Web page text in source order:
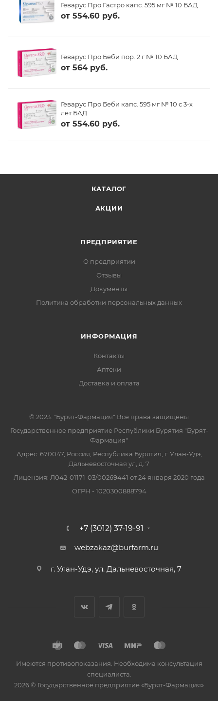
Геварус Про Гастро капс. 595 мг № 10 БАД
от 554.60 руб.
Геварус Про Беби пор. 2 г № 10 БАД
от 564 руб.
Геварус Про Беби капс. 595 мг № 10 с 3-х
лет БАД
от 554.60 руб.
КАТАЛОГ
АКЦИИ
ПРЕДПРИЯТИЕ
О предприятии
Отзывы
Документы
Политика обработки персональных данных
ИНФОРМАЦИЯ
Контакты
Аптеки
Доставка и оплата
© 2023. "Бурят-Фармация" Все права защищены
Государственное предприятие Республики Бурятия "Бурят-
Фармация"
Адрес: 670047, Россия, Республика Бурятия, г. Улан-Удэ,
Дальневосточная ул, д. 7
Лицензия: Л042-01171-03/00269441 от 24 января 2020 года
ОГРН - 1020300888794
+7 (3012) 37-19-91
webzakaz@burfarm.ru
г. Улан-Удэ, ул. Дальневосточная, 7
Имеются противопоказания. Необходима консультация
специалиста.
2026 © Государственное предприятие «Бурят-Фармация»